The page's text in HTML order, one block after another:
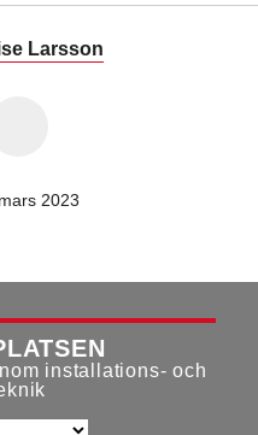
Larsson
2023
installations- och